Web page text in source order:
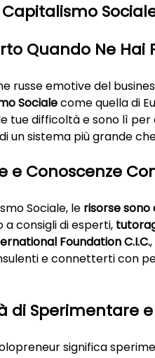
Quando Ne Hai
russe emotive del
Sociale come quella di
tue difficoltà e sono lì
un sistema più grande
e Conoscenze
Sociale, le risorse sono
a consigli di esperti,
Foundation C.I.C.
e connetterti con
di Sperimentare
significa